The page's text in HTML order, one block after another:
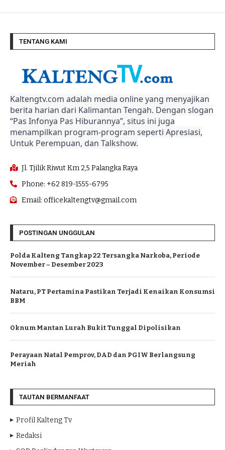
TENTANG KAMI
Kaltengtv.com adalah media online yang menyajikan
berita harian dari Kalimantan Tengah. Dengan slogan
“Pas Infonya Pas Hiburannya”, situs ini juga
menampilkan program-program seperti Apresiasi,
Untuk Perempuan, dan Talkshow.
Jl. Tjilik Riwut Km 2,5 Palangka Raya
Phone: +62 819-1555-6795
Email: officekaltengtv@gmail.com
POSTINGAN UNGGULAN
Polda Kalteng Tangkap 22 Tersangka Narkoba, Periode
November – Desember 2023
Nataru, PT Pertamina Pastikan Terjadi Kenaikan Konsumsi
BBM
Oknum Mantan Lurah Bukit Tunggal Dipolisikan
Perayaan Natal Pemprov, DAD dan PGIW Berlangsung
Meriah
TAUTAN BERMANFAAT
Profil Kalteng Tv
Redaksi